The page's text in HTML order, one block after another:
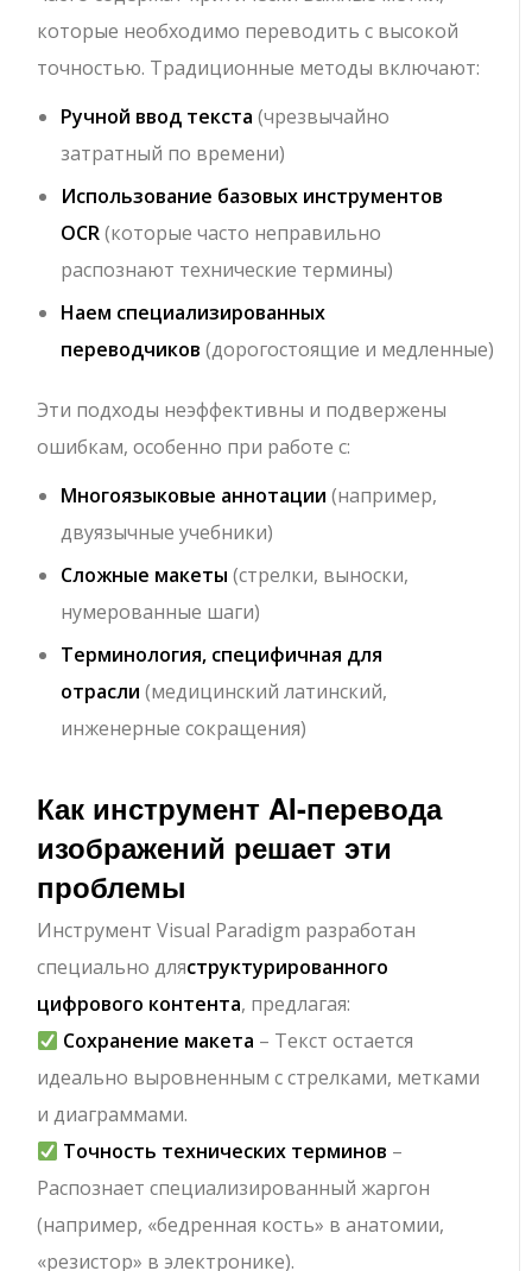
которые необходимо переводить с высокой
точностью. Традиционные методы включают:
Ручной ввод текста (чрезвычайно
затратный по времени)
Использование базовых инструментов
OCR(которые часто неправильно
распознают технические термины)
Наем специализированных
переводчиков (дорогостоящие и медленные)
Эти подходы неэффективны и подвержены
ошибкам, особенно при работе с:
Многоязыковые аннотации (например,
двуязычные учебники)
Сложные макеты (стрелки, выноски,
нумерованные шаги)
Терминология, специфичная для
отрасли (медицинский латинский,
инженерные сокращения)
Как инструмент AI-перевода
изображений решает эти
проблемы
Инструмент Visual Paradigm разработан
специально дляструктурированного
цифрового контента, предлагая:
Сохранение макета – Текст остается
идеально выровненным с стрелками, метками
и диаграммами.
Точность технических терминов –
Распознает специализированный жаргон
(например, «бедренная кость» в анатомии,
«резистор» в электронике).